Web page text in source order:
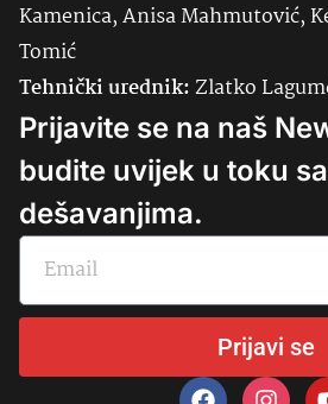
Kamenica, Anisa Mahmutović,
Tomić
Tehnički urednik:Zlatko
Prijavite se na naš
budite uvijek u toku
dešavanjima.
Prijavi se